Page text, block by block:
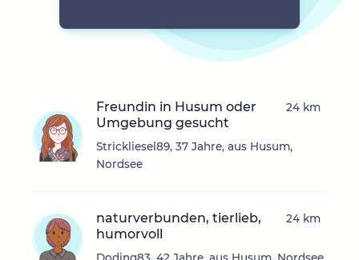
Freundin in Husum oder
Umgebung gesucht
Strickliesel89, 37 Jahre, aus Husum,
Nordsee
24 km
naturverbunden, tierlieb,
humorvoll
24 km